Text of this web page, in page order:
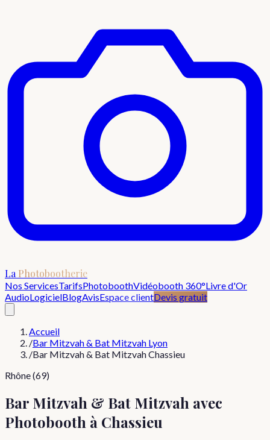
La Photobootherie
Nos ServicesTarifsPhotoboothVidéobooth 360°Livre d'Or
AudioLogicielBlogAvisEspace clientDevis gratuit
Accueil
/Bar Mitzvah & Bat Mitzvah Lyon
/Bar Mitzvah & Bat Mitzvah Chassieu
Rhône (69)
Bar Mitzvah & Bat Mitzvah avec
Photobooth à Chassieu